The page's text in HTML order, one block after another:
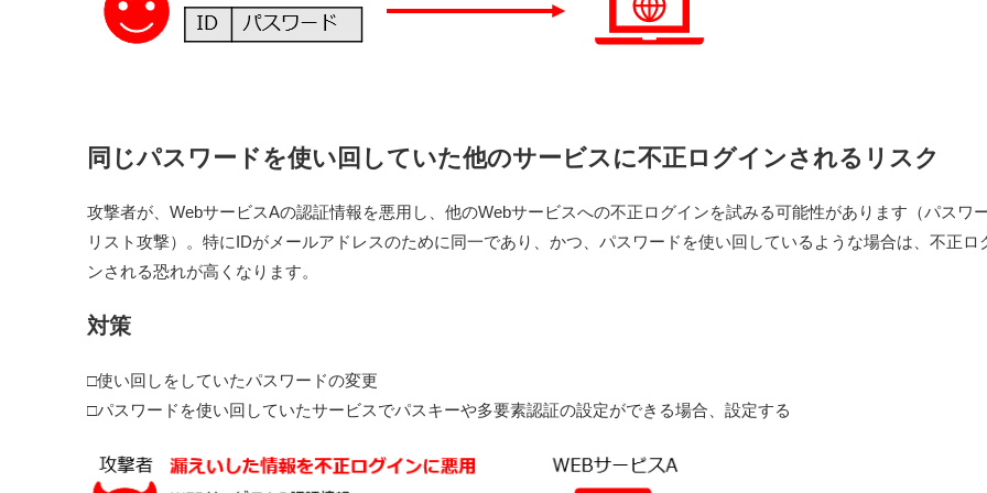
同じパスワードを使い回していた他のサービスに不正ログインされるリスク
攻撃者が、WebサービスAの認証情報を悪用し、他のWebサービスへの不正ログインを試みる可能性があります（パスワ
リスト攻撃）。特にIDがメールアドレスのために同一であり、かつ、パスワードを使い回しているような場合は、不正ロ
ンされる恐れが高くなります。
対策
□使い回しをしていたパスワードの変更
□パスワードを使い回していたサービスでパスキーや多要素認証の設定ができる場合、設定する